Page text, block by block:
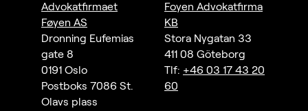
Advokatfirmaet
Føyen AS
Dronning Eufemias
gate 8
0191 Oslo
Postboks 7086 St.
Olavs plass
Foyen Advokatfirma
KB
Stora Nygatan 33
411 08 Göteborg
Tlf: +46 03 17 43 20
60